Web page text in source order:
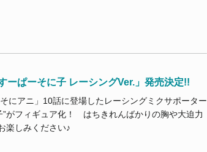
ぱーそに子 レーシングVer.」発売決定!!
にアニ」10話に登場したレーシングミクサポーター
”がフィギュア化！ はちきれんばかりの胸や大迫力
楽しみください♪